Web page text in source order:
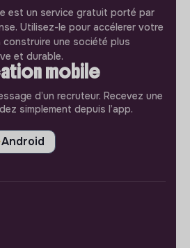
est un service gratuit porté par
Utilisez-le pour accélerer votre
une société plus
et durable.
mobile
d’un recruteur. Recevez une
simplement depuis l’app.
Android